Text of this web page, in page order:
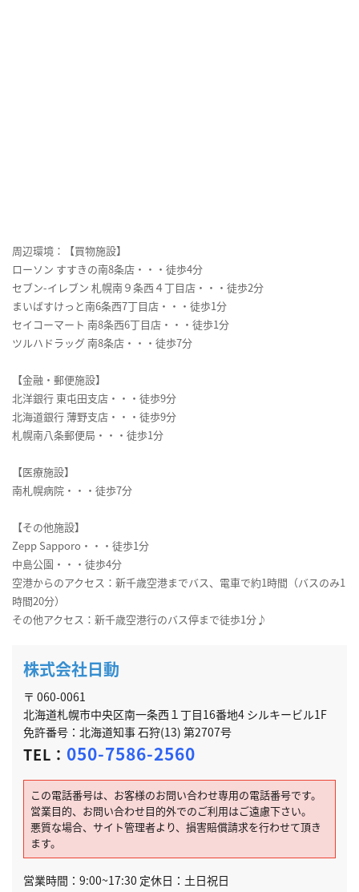
周辺環境：【買物施設】
ローソン すすきの南8条店・・・徒歩4分
セブン-イレブン 札幌南９条西４丁目店・・・徒歩2分
まいばすけっと南6条西7丁目店・・・徒歩1分
セイコーマート 南8条西6丁目店・・・徒歩1分
ツルハドラッグ 南8条店・・・徒歩7分
【金融・郵便施設】
北洋銀行 東屯田支店・・・徒歩9分
北海道銀行 薄野支店・・・徒歩9分
札幌南八条郵便局・・・徒歩1分
【医療施設】
南札幌病院・・・徒歩7分
【その他施設】
Zepp Sapporo・・・徒歩1分
中島公園・・・徒歩4分
空港からのアクセス：新千歳空港までバス、電車で約1時間（バスのみ1
時間20分）
その他アクセス：新千歳空港行のバス停まで徒歩1分♪
株式会社日動
〒 060-0061
北海道札幌市中央区南一条西１丁目16番地4 シルキービル1F
免許番号：北海道知事 石狩(13) 第2707号
TEL： 050-7586-2560
この電話番号は、お客様のお問い合わせ専用の電話番号です。
営業目的、お問い合わせ目的外でのご利用はご遠慮下さい。
悪質な場合、サイト管理者より、損害賠償請求を行わせて頂き
ます。
営業時間：9:00~17:30 定休日：土日祝日